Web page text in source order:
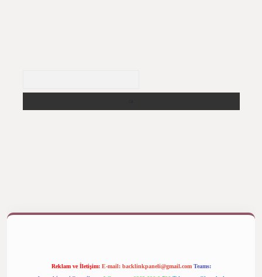
Reklam ve İletişim: E-mail: backlinkpaneli@gmail.com Teams: